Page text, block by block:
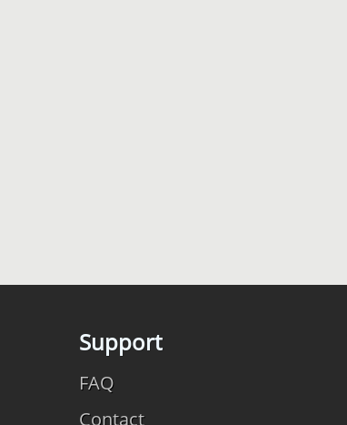
Support
FAQ
Contact